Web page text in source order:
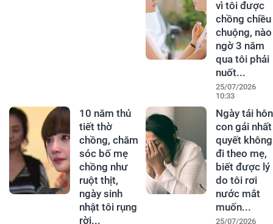
vì tôi được
chồng chiều
chuộng, nào
ngờ 3 năm
qua tôi phải
nuốt...
25/07/2026
10:33
10 năm thủ
tiết thờ
chồng, chăm
sóc bố mẹ
chồng như
ruột thịt,
ngày sinh
nhật tôi rụng
rời...
Ngày tái
con gái nhất
quyết không
đi theo mẹ,
biết được lý
do tôi rơi
nước mắt
muốn...
25/07/2026